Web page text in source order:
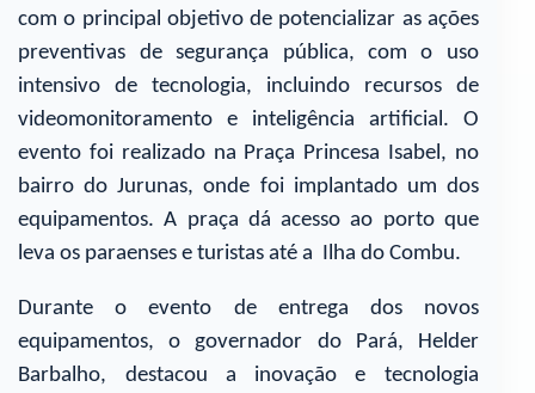
com o principal objetivo de potencializar as ações
preventivas de segurança pública, com o uso
intensivo de tecnologia, incluindo recursos de
videomonitoramento e inteligência artificial. O
evento foi realizado na Praça Princesa Isabel, no
bairro do Jurunas, onde foi implantado um dos
equipamentos. A praça dá acesso ao porto que
leva os paraenses e turistas até a Ilha do Combu.
Durante o evento de entrega dos novos
equipamentos, o governador do Pará, Helder
Barbalho, destacou a inovação e tecnologia